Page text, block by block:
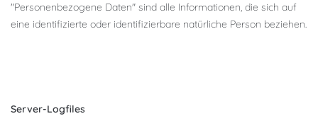
"Personenbezogene Daten" sind alle Informationen, die sich auf
eine identifizierte oder identifizierbare natürliche Person beziehen.
Server-Logfiles